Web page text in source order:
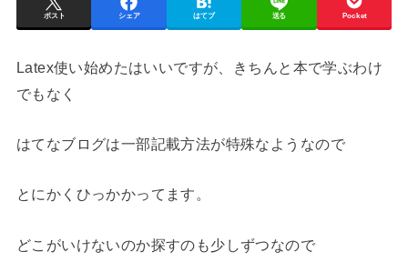
ポスト シェア はてブ 送る Pocket
Latex使い始めたはいいですが、きちんと本で学ぶわけ
でもなく
はてなブログは一部記載方法が特殊なようなので
とにかくひっかかってます。
どこがいけないのか探すのも少しずつなので